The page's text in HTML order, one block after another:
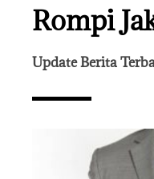
Rompi
Update Berita